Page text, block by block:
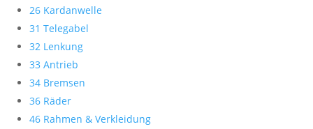
26 Kardanwelle
31 Telegabel
32 Lenkung
33 Antrieb
34 Bremsen
36 Räder
46 Rahmen & Verkleidung